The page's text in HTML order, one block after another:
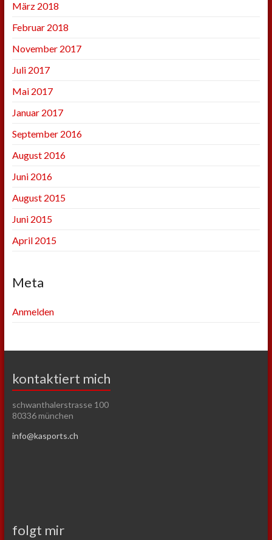
März 2018
Februar 2018
November 2017
Juli 2017
Mai 2017
Januar 2017
September 2016
August 2016
Juni 2016
August 2015
Juni 2015
April 2015
Meta
Anmelden
kontaktiert mich
schwanthalerstrasse 100
80336 münchen
info@kasports.ch
folgt mir